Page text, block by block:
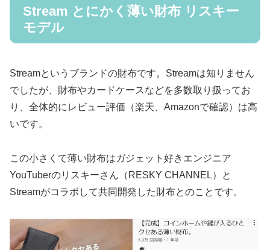
Stream とにかく薄い財布 リスキー
モデル
Streamというブランドの財布です。Streamは知りません
でしたが、財布やカードケースなどを多数取り扱ってお
り、全体的にレビュー評価（楽天、Amazonで確認）は高
いです。
この小さくて薄い財布はガジェット好きエンジニア
YouTuberのリスキーさん（RESKY CHANNEL）と
Streamがコラボして共同開発した財布とのことです。